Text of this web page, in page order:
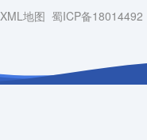
XML地图 蜀ICP备18014492